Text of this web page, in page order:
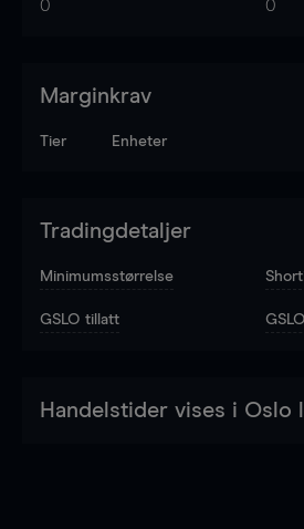
0 0
Marginkrav
Tier Enheter
Tradingdetaljer
Minimumsstørrelse
GSLO tillatt
Handelstider vises i Oslo